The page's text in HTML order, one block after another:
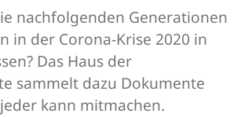
nachfolgenden Generationen
in der Corona-Krise 2020 in
Das Haus der
sammelt dazu Dokumente
kann mitmachen.